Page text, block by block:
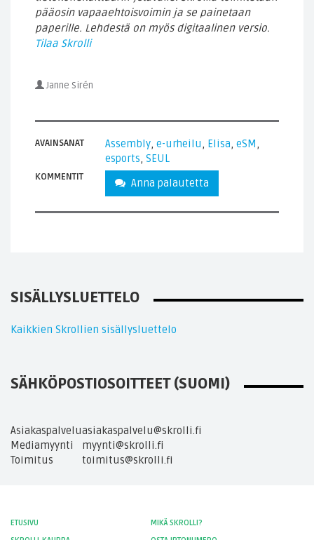
pääosin vapaaehtoisvoimin ja se painetaan
paperille. Lehdestä on myös digitaalinen versio.
Tilaa Skrolli
Janne Sirén
AVAINSANAT Assembly e-urheilu Elisa eSM
esports SEUL
KOMMENTIT Anna palautetta
SISÄLLYSLUETTELO
Kaikkien Skrollien sisällysluettelo
SÄHKÖPOSTIOSOITTEET (SUOMI)
Asiakaspalveluasiakaspalvelu@skrolli.fi
Mediamyynti
myynti@skrolli.fi
Toimitus
toimitus@skrolli.fi
ETUSIVU
MIKÄ SKROLLI?